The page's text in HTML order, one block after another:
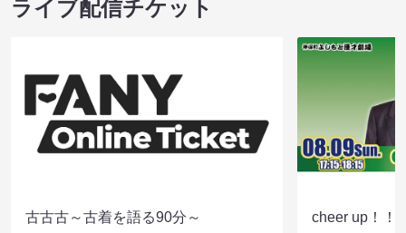
ライブ配信チケット
古古古～古着を語る90分～
cheer up！